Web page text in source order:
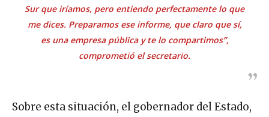
Sur que iríamos, pero entiendo perfectamente lo que
me dices. Preparamos ese informe, que claro que sí,
es una empresa pública y te lo compartimos”,
comprometió el secretario.
Sobre esta situación, el gobernador del Estado,